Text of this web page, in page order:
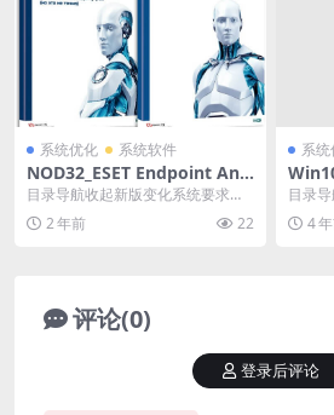
系统优化 系统软件
NOD32_ESET Endpoint Anti
virus 12.0.2038 nod32
目录导航收起新版变化系统要求特
点描述下载地址目录导航收起新版
变化系统要求特点描述...
2 年前 22
系
Lex
目录
点：
航收起
4
评论(0)
登录后评论